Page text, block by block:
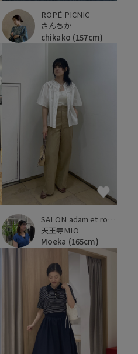
ROPÉ PICNIC
さんちか
chikako (157cm)
SALON adam et ropé
天王寺MIO
Moeka (165cm)